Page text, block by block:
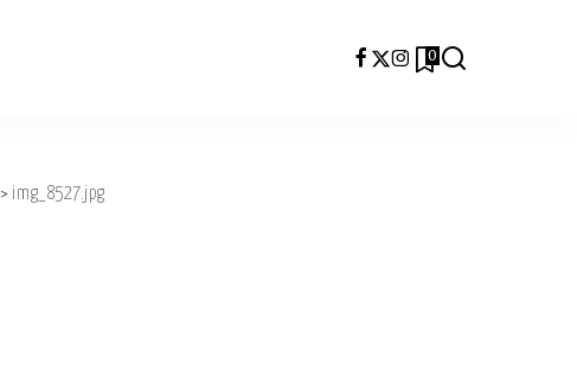
0
> img_8527.jpg